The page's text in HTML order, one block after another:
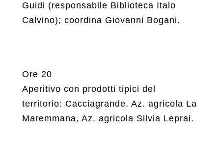
Guidi (responsabile Biblioteca Italo
Calvino); coordina Giovanni Bogani.
Ore 20
Aperitivo con prodotti tipici del
territorio: Cacciagrande, Az. agricola La
Maremmana, Az. agricola Silvia Leprai.